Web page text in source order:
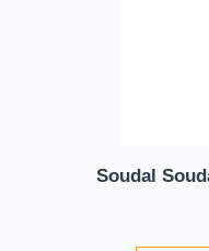
Soudal